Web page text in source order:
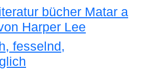
bücher Matar a
Harper Lee
fesselnd,